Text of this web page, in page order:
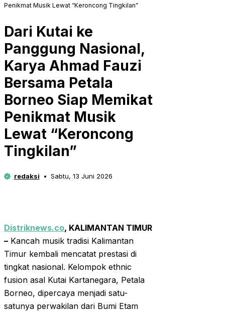
Penikmat Musik Lewat “Keroncong Tingkilan”
Dari Kutai ke
Panggung Nasional,
Karya Ahmad Fauzi
Bersama Petala
Borneo Siap Memikat
Penikmat Musik
Lewat “Keroncong
Tingkilan”
redaksi Sabtu, 13 Juni 2026
Distriknews.co, KALIMANTAN TIMUR
– Kancah musik tradisi Kalimantan
Timur kembali mencatat prestasi di
tingkat nasional. Kelompok ethnic
fusion asal Kutai Kartanegara, Petala
Borneo, dipercaya menjadi satu-
satunya perwakilan dari Bumi Etam